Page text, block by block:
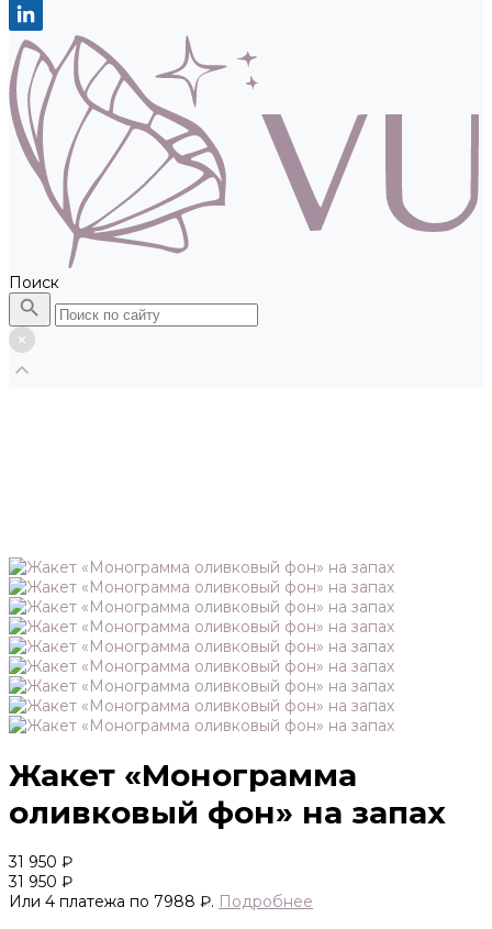
Поиск
Жакет «Монограмма
оливковый фон» на запах
31 950 ₽
31 950 ₽
Или 4 платежа по 7988 ₽. Подробнее